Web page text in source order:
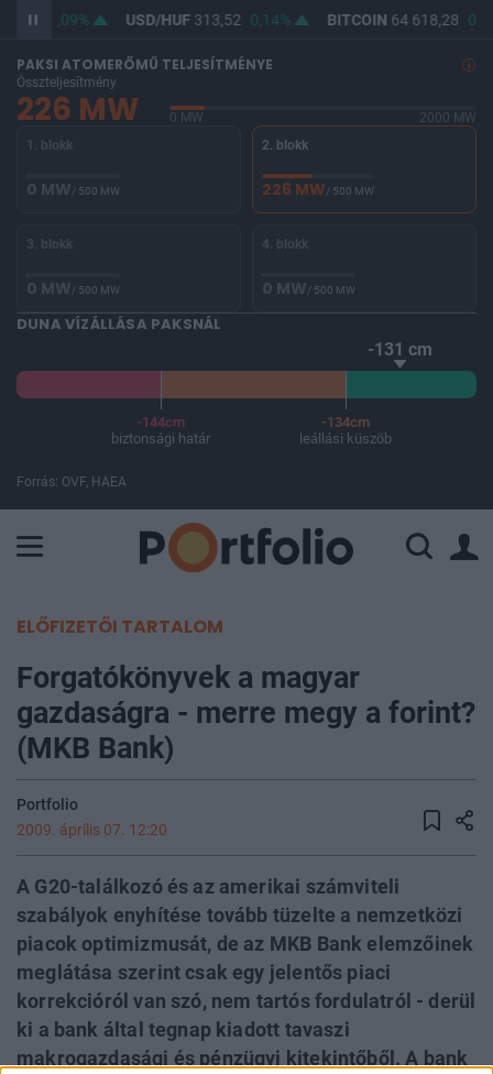
0,09% USD/HUF313,52 0,14% BITCOIN64 618,28
PAKSI ATOMERŐMŰ TELJESÍTMÉNYE
Összteljesítmény
226 MW 0 MW
2000 MW
1. blokk
0 MW/ 500 MW
2. blokk
226 MW/ 500 MW
3. blokk
0 MW/ 500 MW
4. blokk
0 MW/ 500 MW
DUNA VÍZÁLLÁSA PAKSNÁL
-131 cm
-144cm
biztonsági határ
-134cm
leállási küszöb
Forrás: OVF, HAEA
ELŐFIZETŐI TARTALOM
Forgatókönyvek a magyar
gazdaságra - merre megy a forint?
(MKB Bank)
Portfolio
2009. április 07. 12:20
A G20-találkozó és az amerikai számviteli
szabályok enyhítése tovább tüzelte a nemzetközi
piacok optimizmusát, de az MKB Bank elemzőinek
meglátása szerint csak egy jelentős piaci
korrekcióról van szó, nem tartós fordulatról - derül
ki a bank által tegnap kiadott tavaszi
makrogazdasági és pénzügyi kitekintőből. A bank